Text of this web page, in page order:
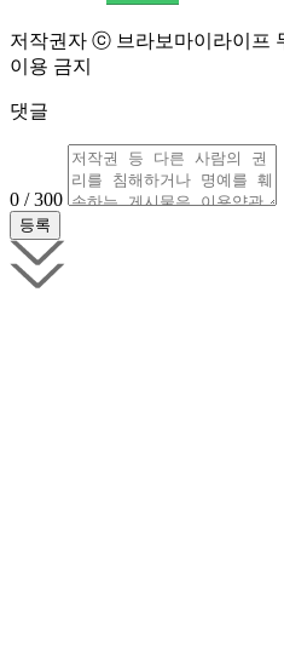
저작권자 ⓒ 브라보마이라이프
이용 금지
댓글
0 / 300